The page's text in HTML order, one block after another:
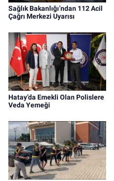
Sağlık Bakanlığı’ndan 112 Acil
Çağrı Merkezi Uyarısı
Hatay’da Emekli Olan Polislere
Veda Yemeği